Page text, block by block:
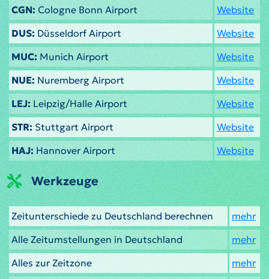
CGN:Cologne Bonn Airport
Website
DUS: Düsseldorf Airport
Website
MUC:Munich Airport
Website
NUE: Nuremberg Airport
Website
LEJ:Leipzig/Halle Airport
Website
STR: Stuttgart Airport
Website
HAJ:Hannover Airport Website
Werkzeuge
Zeitunterschiede zu Deutschland berechnen
mehr
Alle Zeitumstellungen in Deutschland
mehr
Alles zur Zeitzone
mehr